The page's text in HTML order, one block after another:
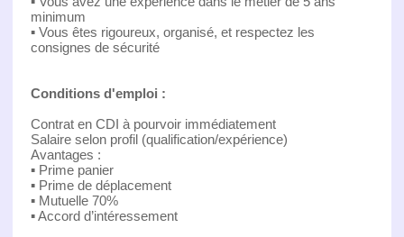
minimum
▪ Vous êtes rigoureux, organisé, et respectez les
consignes de sécurité
Conditions d'emploi :
Contrat en CDI à pourvoir immédiatement
Salaire selon profil (qualification/expérience)
Avantages :
▪ Prime panier
▪ Prime de déplacement
▪ Mutuelle 70%
▪ Accord d’intéressement